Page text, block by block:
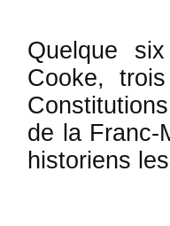
Quelque
Cooke,
de la Franc-
his­toriens